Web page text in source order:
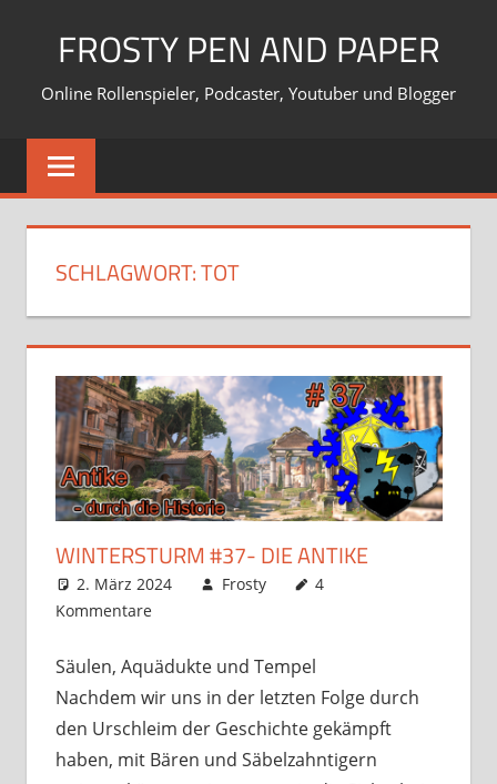
FROSTY PEN AND PAPER
Online Rollenspieler, Podcaster, Youtuber und Blogger
SCHLAGWORT:TOT
WINTERSTURM #37- DIE ANTIKE
2. März 2024 Frosty
4
Kommentare
Säulen, Aquädukte und Tempel
Nachdem wir uns in der letzten Folge durch
den Urschleim der Geschichte gekämpft
haben, mit Bären und Säbelzahntigern